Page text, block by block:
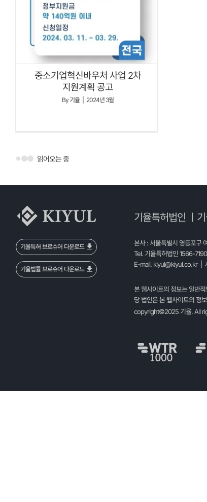
중소기업혁신바우처 사업 2차
지원계획 공고
By기율 2024년 3월
읽어오는 중
기율특허 브로슈어 다운로드
기율법률 브로슈어 다운로드
기율특허법인
본사 : 서울특별시 영등포구
Tel. 기율특허법인 1566-
E-mail. kiyul@kiyul.co.kr|
본 웹사이트의 정보는 일반
당 법인은 본 웹사이트의 정
copyright©2025 기율. All